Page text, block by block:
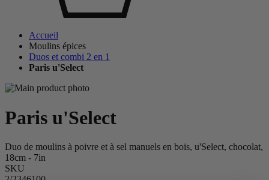
Accueil
Moulins épices
Duos et combi 2 en 1
Paris u'Select
Paris u'Select
Duo de moulins à poivre et à sel manuels en bois, u'Select, chocolat,
18cm - 7in
SKU